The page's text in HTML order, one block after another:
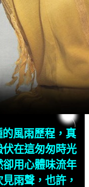
風雨歷程，真
在這匆匆時光
用心體味流年
雨聲，也許，